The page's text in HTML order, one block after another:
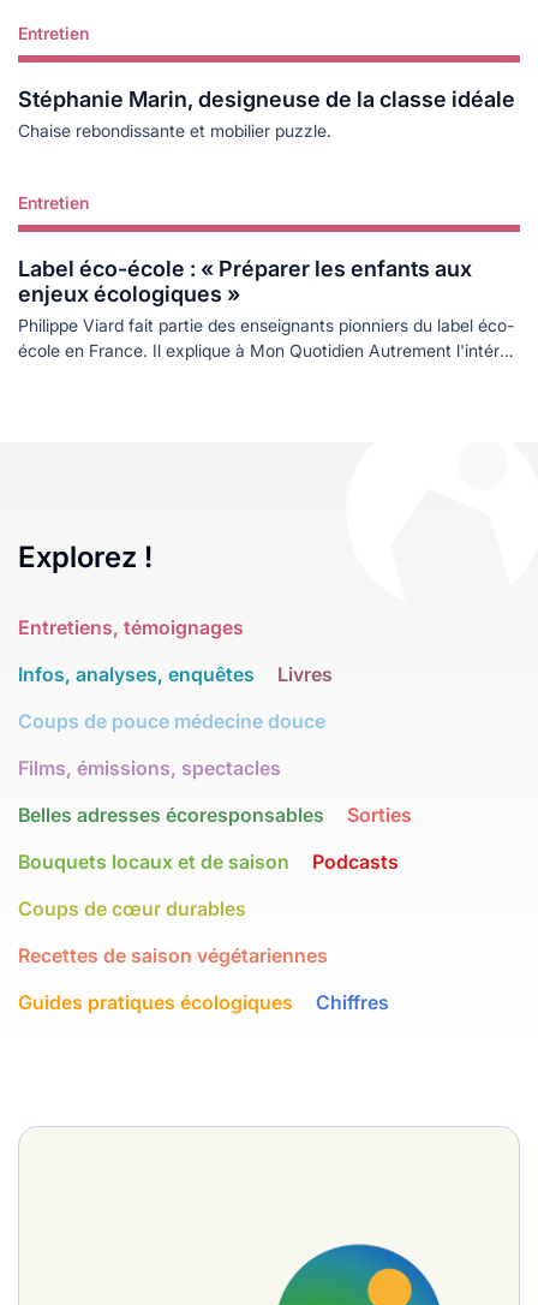
Entretien
Stéphanie Marin, designeuse de la classe idéale
Chaise rebondissante et mobilier puzzle.
Lire plus
Entretien
Label éco-école : « Préparer les enfants aux
enjeux écologiques »
Philippe Viard fait partie des enseignants pionniers du label éco-
école en France. Il explique à Mon Quotidien Autrement l'intérêt
Lire plus
Explorez !
Entretiens, témoignages
Infos, analyses, enquêtes
Livres
Coups de pouce médecine douce
Films, émissions, spectacles
Belles adresses écoresponsables
Sorties
Bouquets locaux et de saison
Podcasts
Coups de cœur durables
Recettes de saison végétariennes
Guides pratiques écologiques
Chiffres